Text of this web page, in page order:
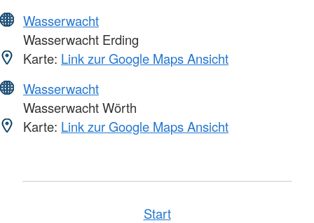
Wasserwacht
Wasserwacht Erding
Karte: Link zur Google Maps Ansicht
Wasserwacht
Wasserwacht Wörth
Karte: Link zur Google Maps Ansicht
Start